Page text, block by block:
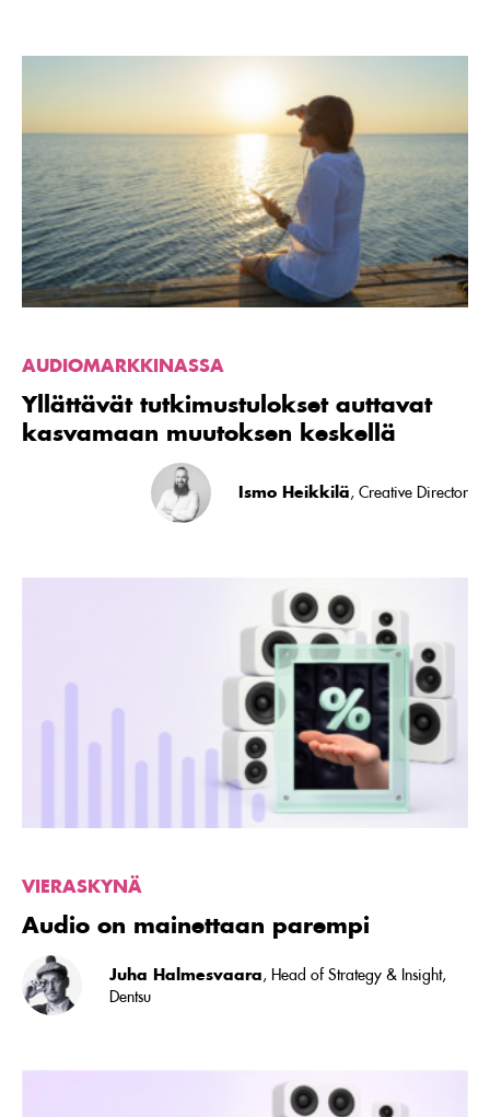
tutkimustulokset
kasvamaan
muutoksen
keskellä
AUDIOMARKKINASSA
Yllättävät tutkimustulokset auttavat
kasvamaan muutoksen keskellä
Ismo Heikkilä, Creative Director
parempi
VIERASKYNÄ
Audio on mainettaan parempi
Juha Halmesvaara, Head of Strategy & Insight,
Dentsu